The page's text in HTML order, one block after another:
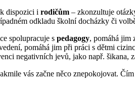
dispozici i rodičům – zkonzultuje
odkladu školní docházky či
spolupracuje s pedagogy, pomáhá jim
pomáhá jim při práci s dětmi
negativních jevů, jako např. šikana,
vás začne něco znepokojovat.